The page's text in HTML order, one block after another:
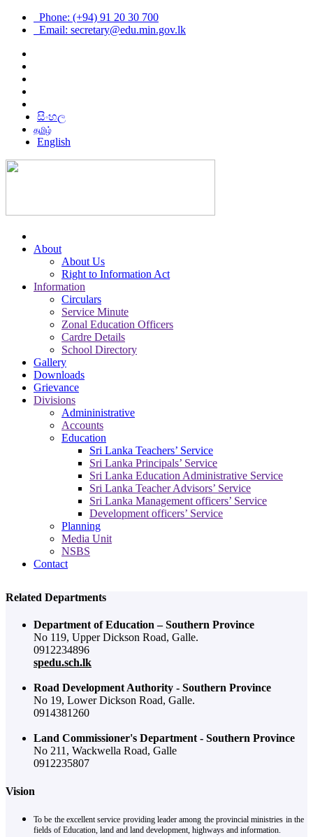
Phone: (+94) 91 20 30 700
Email: secretary@edu.min.gov.lk
සිංහල
தமிழ்
English
About
About Us
Right to Information Act
Information
Circulars
Service Minute
Zonal Education Officers
Cardre Details
School Directory
Gallery
Downloads
Grievance
Divisions
Admininistrative
Accounts
Education
Sri Lanka Teachers’ Service
Sri Lanka Principals’ Service
Sri Lanka Education Administrative Service
Sri Lanka Teacher Advisors’ Service
Sri Lanka Management officers’ Service
Development officers’ Service
Planning
Media Unit
NSBS
Contact
Related Departments
Department of Education – Southern Province
No 119, Upper Dickson Road, Galle.
0912234896
spedu.sch.lk
Road Development Authority - Southern Province
No 19, Lower Dickson Road, Galle.
0914381260
Land Commissioner's Department - Southern Province
No 211, Wackwella Road, Galle
0912235807
Vision
To be the excellent service providing leader among the provincial ministries in the
fields of Education, land and land development, highways and information.